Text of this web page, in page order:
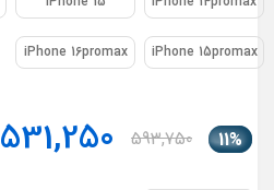
iPhone 15promax
iPhone 16promax
11%
593,750
531,250